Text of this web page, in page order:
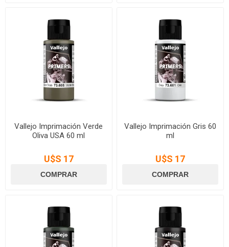
Vallejo Imprimación Verde
Oliva USA 60 ml
U$S 17
Vallejo Imprimación Gris 60
ml
U$S 17